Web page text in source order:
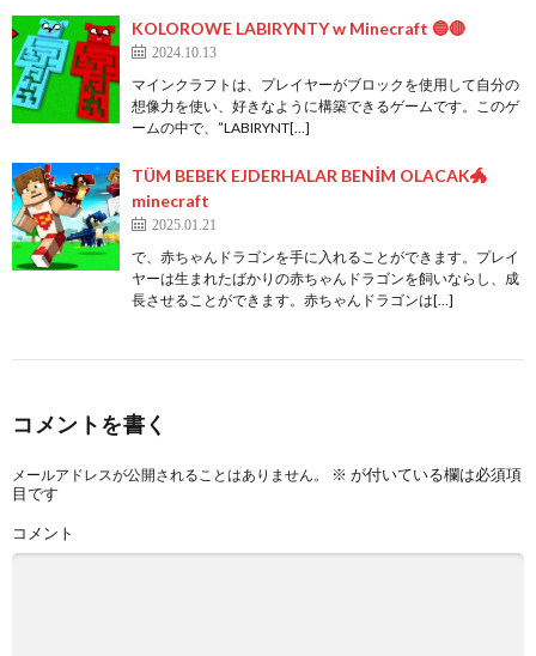
KOLOROWE LABIRYNTY w Minecraft 🔵🔴
2024.10.13
マインクラフトは、プレイヤーがブロックを使用して自分の
想像力を使い、好きなように構築できるゲームです。このゲ
ームの中で、”LABIRYNT[…]
TÜM BEBEK EJDERHALAR BENİM OLACAK🐲
minecraft
2025.01.21
で、赤ちゃんドラゴンを手に入れることができます。プレイ
ヤーは生まれたばかりの赤ちゃんドラゴンを飼いならし、成
長させることができます。赤ちゃんドラゴンは[…]
コメントを書く
メールアドレスが公開されることはありません。 ※ が付いている欄は必須項
目です
コメント